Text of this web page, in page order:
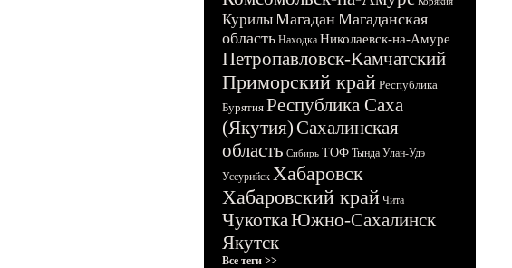
КурилыМагадан Магаданская
область Находка Николаевск-на-Амуре
Петропавловск-Камчатский
Приморский край Республика
Бурятия Республика Саха
(Якутия)Сахалинская
область Сибирь ТОФ Тында Улан-Удэ
Уссурийск Хабаровск
Хабаровский край Чита
ЧукоткаЮжно-Сахалинск
Якутск
Все теги >>